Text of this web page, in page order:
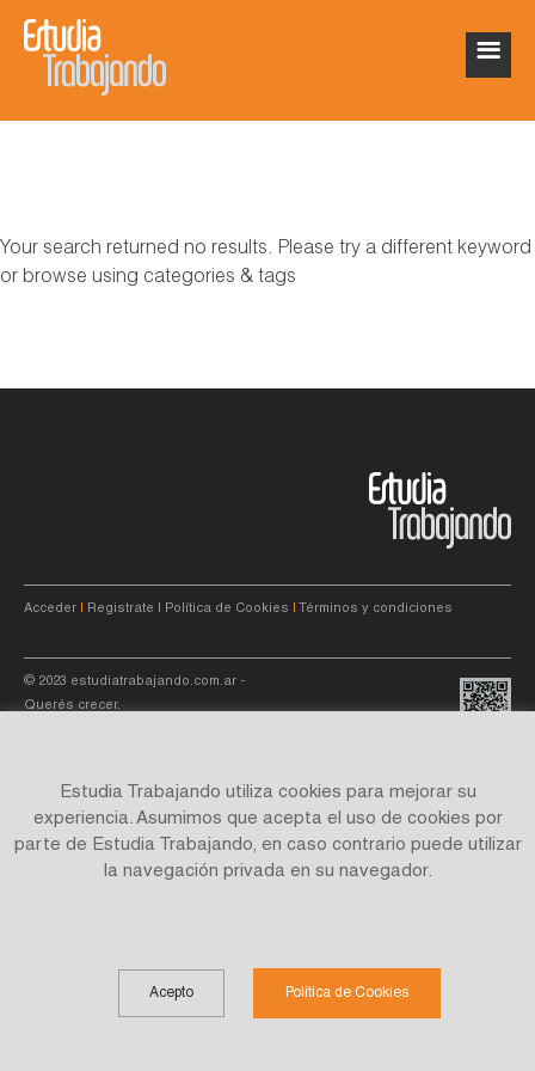
Your search returned no results. Please try a different keyword
or browse using categories & tags
Acceder Registrate Política de Cookies Términos y condiciones
© 2023 estudiatrabajando.com.ar -
Querés crecer.
Site by
Estudia Trabajando utiliza cookies para mejorar su
experiencia. Asumimos que acepta el uso de cookies por
parte de Estudia Trabajando, en caso contrario puede utilizar
la navegación privada en su navegador.
Acepto Política de Cookies